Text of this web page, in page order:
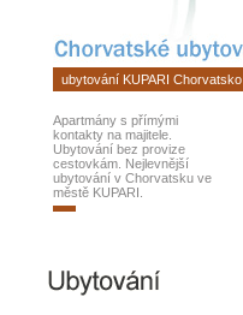
ubytování KUPARI Chorvatsko
Apartmány s přímými
kontakty na majitele.
Ubytování bez provize
cestovkám. Nejlevnější
ubytování v Chorvatsku ve
městě KUPARI.